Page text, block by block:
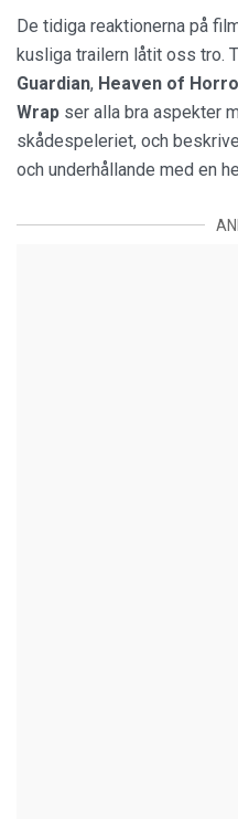
De tidiga reaktionerna på
kusliga trailern låtit oss tro.
Guardian, Heaven of
Wrap ser alla bra aspekter
skådespeleriet, och
och underhållande med en